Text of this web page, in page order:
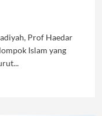
Prof Haedar
Islam yang